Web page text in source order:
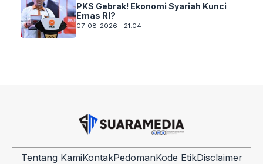
PKS Gebrak! Ekonomi Syariah Kunci
Emas RI?
07-08-2026 - 21.04
Tentang KamiKontakPedomanKode EtikDisclaimer